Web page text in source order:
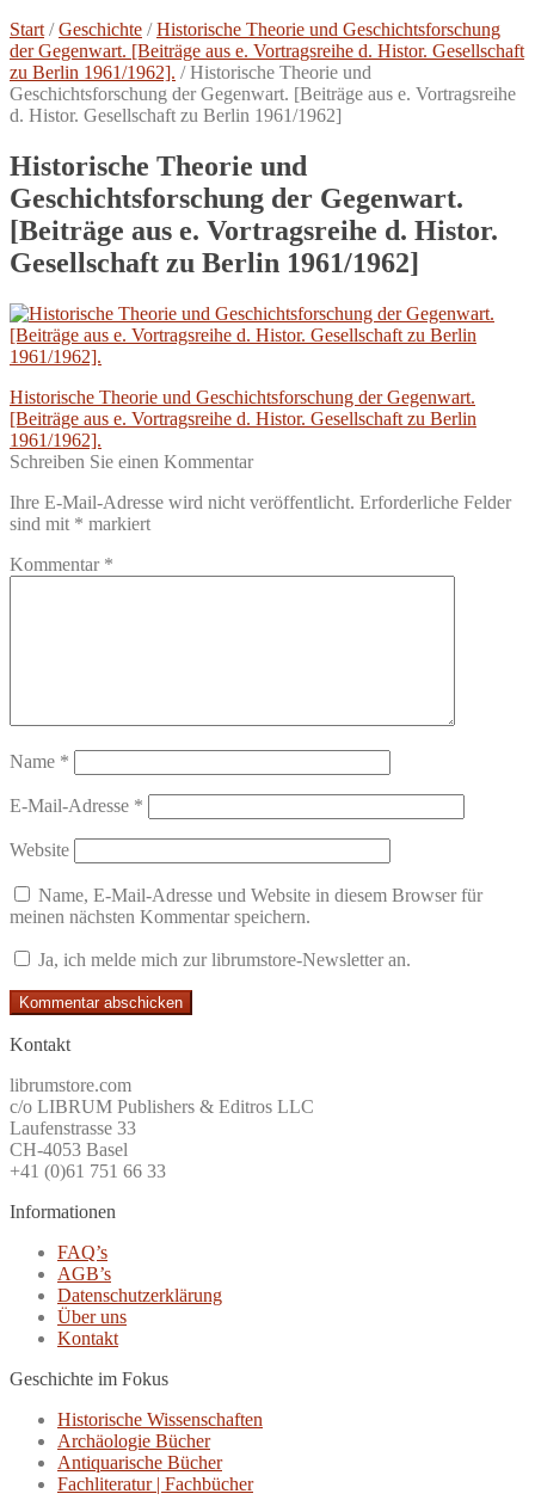
Start /Geschichte /Historische Theorie und Geschichtsforschung
der Gegenwart. [Beiträge aus e. Vortragsreihe d. Histor. Gesellschaft
zu Berlin 1961/1962]. /Historische Theorie und
Geschichtsforschung der Gegenwart. [Beiträge aus e. Vortragsreihe
d. Histor. Gesellschaft zu Berlin 1961/1962]
Historische Theorie und
Geschichtsforschung der Gegenwart.
[Beiträge aus e. Vortragsreihe d. Histor.
Gesellschaft zu Berlin 1961/1962]
Beitragsnavigation
Vorheriger
Beitrag:
Historische Theorie und Geschichtsforschung der Gegenwart.
[Beiträge aus e. Vortragsreihe d. Histor. Gesellschaft zu Berlin
1961/1962].
Schreiben Sie einen Kommentar
Ihre E-Mail-Adresse wird nicht veröffentlicht. Erforderliche Felder
sind mit * markiert
Kommentar *
Name *
E-Mail-Adresse *
Website
Name, E-Mail-Adresse und Website in diesem Browser für
meinen nächsten Kommentar speichern.
Ja, ich melde mich zur librumstore-Newsletter an.
Kontakt
librumstore.com
c/o LIBRUM Publishers & Editros LLC
Laufenstrasse 33
CH-4053 Basel
+41 (0)61 751 66 33
Informationen
FAQ’s
AGB’s
Datenschutzerklärung
Über uns
Kontakt
Geschichte im Fokus
Historische Wissenschaften
Archäologie Bücher
Antiquarische Bücher
Fachliteratur | Fachbücher